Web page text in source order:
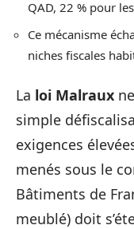
QAD, 22 % pour
Ce mécanisme
niches fiscales
La loi Malraux
simple
exigences
menés sous le
Bâtiments de
meublé) doit